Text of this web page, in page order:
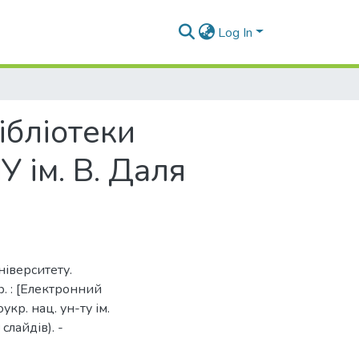
Log In
ім. В. Даля
: [Електронний
нац. ун-ту ім.
-